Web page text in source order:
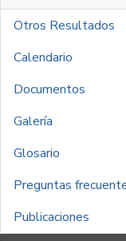
Otros Resultados
Calendario
Documentos
Galería
Glosario
Preguntas
Publicaciones